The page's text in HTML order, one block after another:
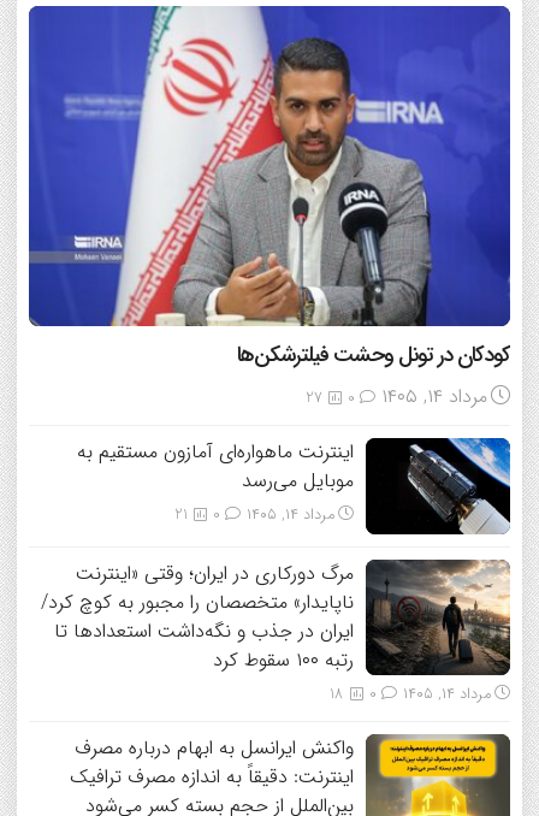
کودکان در تونل وحشت فیلترشکن‌ها
مرداد ۱۴, ۱۴۰۵ 27
اینترنت ماهواره‌ای آمازون مستقیم به
موبایل می‌رسد
مرداد ۱۴, ۱۴۰۵ 21
مرگ دورکاری در ایران؛ وقتی «اینترنت
ناپایدار» متخصصان را مجبور به کوچ کرد/
ایران در جذب و نگه‌داشت استعدادها تا
رتبه ۱۰۰ سقوط کرد
مرداد ۱۴, ۱۴۰۵ 18
واکنش ایرانسل به ابهام درباره مصرف
اینترنت: دقیقاً به اندازه مصرف ترافیک
بین‌الملل از حجم بسته کسر می‌شود